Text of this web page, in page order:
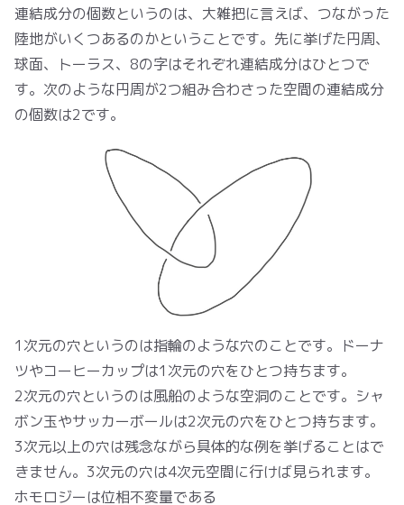
連結成分の個数というのは、大雑把に言えば、つながった
陸地がいくつあるのかということです。先に挙げた円周、
球面、トーラス、8の字はそれぞれ連結成分はひとつで
す。次のような円周が2つ組み合わさった空間の連結成分
の個数は2です。
1次元の穴というのは指輪のような穴のことです。ドーナ
ツやコーヒーカップは1次元の穴をひとつ持ちます。
2次元の穴というのは風船のような空洞のことです。シャ
ボン玉やサッカーボールは2次元の穴をひとつ持ちます。
3次元以上の穴は残念ながら具体的な例を挙げることはで
きません。3次元の穴は4次元空間に行けば見られます。
ホモロジーは位相不変量である